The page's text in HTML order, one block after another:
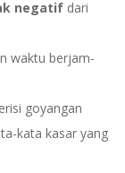
negatif dari
waktu berjam-
goyangan
kata kasar yang